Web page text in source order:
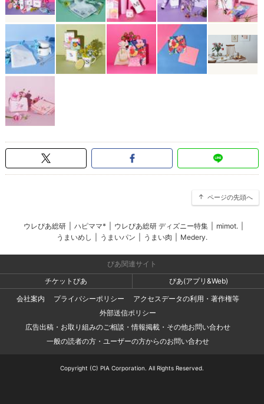
ページの先頭へ
ウレぴあ総研 ハピママ* ウレぴあ総研 ディズニー特集 mimot.
うまいめし
うまいパン うまい肉 Medery.
ぴあ関連サイト
チケットぴあ
ぴあ(アプリ&Web)
会社案内
プライバシーポリシー
アクセスデータの利用・著作権等
外部送信ポリシー
広告出稿・お取り組みのご相談・情報掲載・その他お問い合わせ
一般の読者の方・ユーザーの方からのお問い合わせ
Copyright (C) PIA Corporation. All Rights Reserved.